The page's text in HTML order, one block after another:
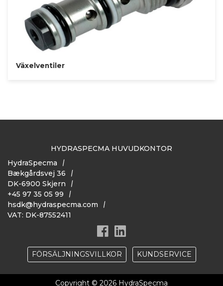
Växelventiler
HYDRASPECMA HUVUDKONTOR
HydraSpecma
Bækgårdsvej 36
DK-6900 Skjern
+45 97 35 05 99
hsdk@hydraspecma.com
VAT: DK-87552411
FÖRSÄLJNINGSVILLKOR KUNDSERVICE
Copyright © 2026 HydraSpecma